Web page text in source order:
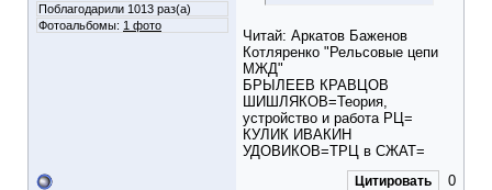
Поблагодарили 1013 раз(а)
Фотоальбомы: 1 фото
Читай: Аркатов Баженов
Котляренко "Рельсовые цепи
МЖД"
БРЫЛЕЕВ КРАВЦОВ
ШИШЛЯКОВ=Теория,
устройство и работа РЦ=
КУЛИК ИВАКИН
УДОВИКОВ=ТРЦ в СЖАТ=
Цитировать 0